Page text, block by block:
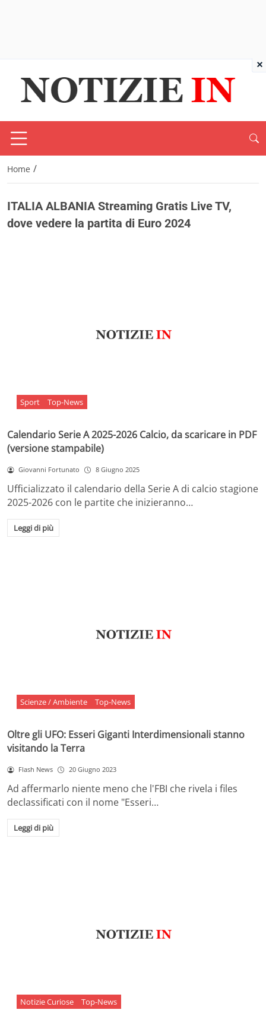
Home /
ITALIA ALBANIA Streaming Gratis Live TV,
dove vedere la partita di Euro 2024
Sport Top-News
Calendario Serie A 2025-2026 Calcio, da scaricare in PDF
(versione stampabile)
Giovanni Fortunato 8 Giugno 2025
Ufficializzato il calendario della Serie A di calcio stagione
2025-2026 con le partite che inizieranno…
Leggi di più
Scienze / Ambiente Top-News
Oltre gli UFO: Esseri Giganti Interdimensionali stanno
visitando la Terra
Flash News 20 Giugno 2023
Ad affermarlo niente meno che l'FBI che rivela i files
declassificati con il nome "Esseri…
Leggi di più
Notizie Curiose Top-News
×